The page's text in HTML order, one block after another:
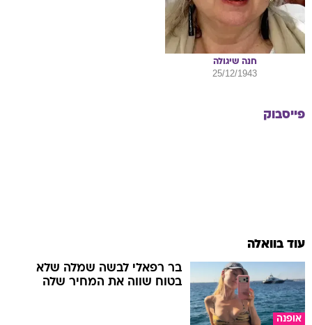
חנה שיגולה
25/12/1943
פייסבוק
עוד בוואלה
אופנה
בר רפאלי לבשה שמלה שלא
בטוח שווה את המחיר שלה